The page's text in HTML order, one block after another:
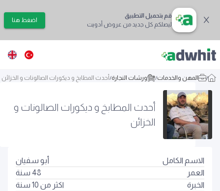
قم بتحميل التطبيق
ليصلكم كل جديد من عروض أدويت
اضغط هنا
/ المهن والخدمات/ ورشات النجارة/ أحدث المطابخ و ديكورات الصالونات و الخزائن
أحدث المطابخ و ديكورات الصالونات و
الخزائن
الاسم الكامل
أبو سفيان
العمر
48 سنة
الخبرة
اكثر من 10 سنة